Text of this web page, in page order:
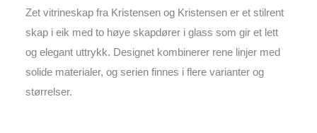
Zet vitrineskap fra Kristensen og Kristensen er et stilrent
skap i eik med to høye skapdører i glass som gir et lett
og elegant uttrykk. Designet kombinerer rene linjer med
solide materialer, og serien finnes i flere varianter og
størrelser.